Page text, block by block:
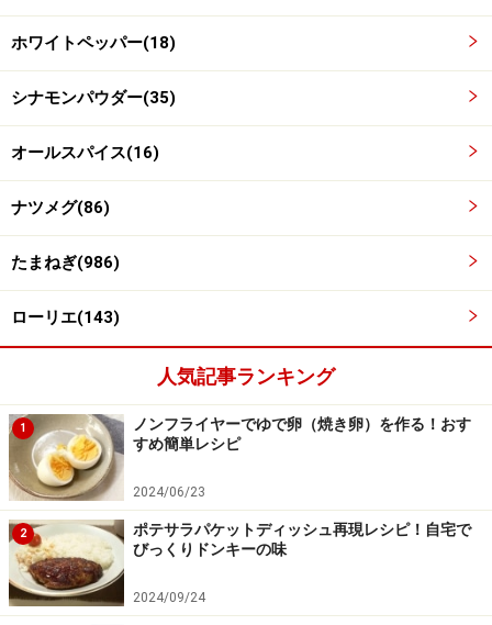
4
水気をしっかりふき取ってタコ糸でしばる
水気をしっかりふき取って、タコ糸をグルグル巻いてし
ばる。
ホワイトペッパー(18)
シナモンパウダー(35)
オールスパイス(16)
ナツメグ(86)
たまねぎ(986)
ローリエ(143)
人気記事ランキング
1
ノンフライヤーでゆで卵（焼き卵）を作る！おす
すめ簡単レシピ
2024/06/23
2
ポテサラパケットディッシュ再現レシピ！自宅で
びっくりドンキーの味
2024/09/24